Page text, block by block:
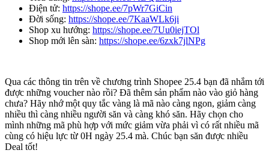
Điện tử: https://shope.ee/7pWr7GiCin
Đời sống: https://shope.ee/7KaaWLk6ji
Shop xu hướng: https://shope.ee/7Uu0iejTOl
Shop mới lên sàn: https://shope.ee/6zxk7jlNPg
Qua các thông tin trên về chương trình Shopee 25.4 bạn đã nhắm tới
được những voucher nào rồi? Đã thêm sản phẩm nào vào giỏ hàng
chưa? Hãy nhớ một quy tắc vàng là mã nào càng ngon, giảm càng
nhiều thì càng nhiều người săn và càng khó săn. Hãy chọn cho
mình những mã phù hợp với mức giảm vừa phải vì có rất nhiều mã
cùng có hiệu lực từ 0H ngày 25.4 mà. Chúc bạn săn được nhiều
Deal tốt!